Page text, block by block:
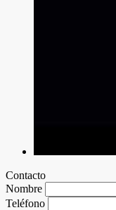
Contacto
Nombre
Teléfono